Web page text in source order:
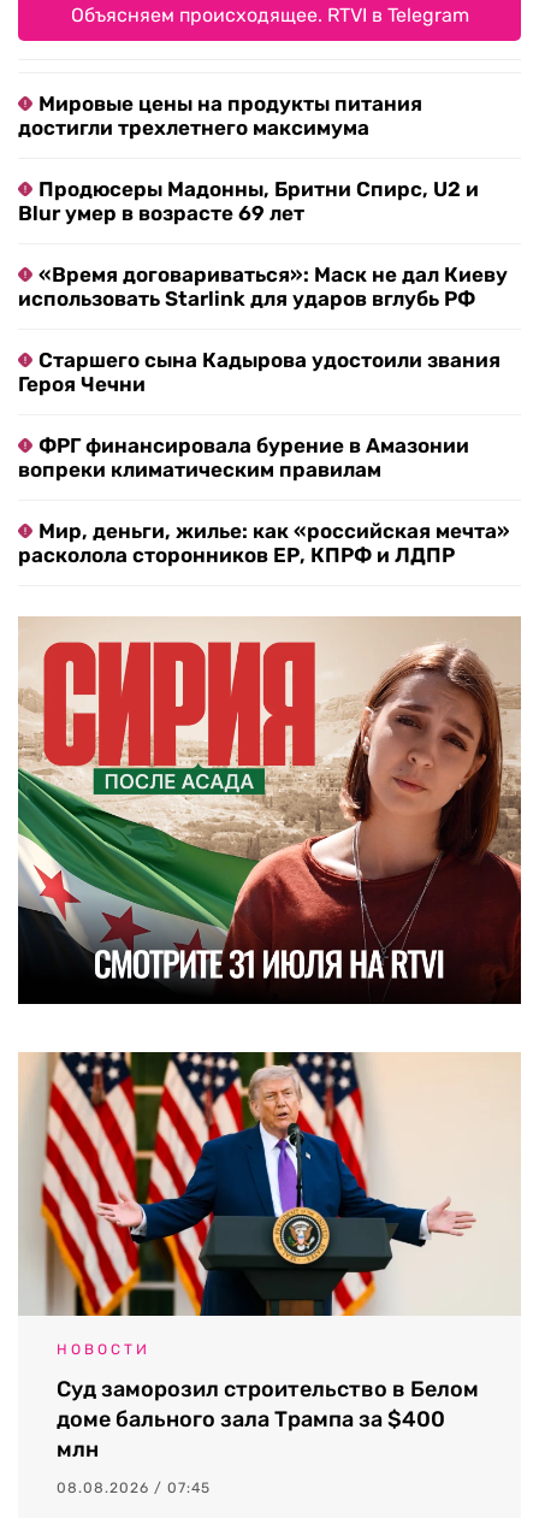
Объясняем происходящее. RTVI в Telegram
Мировые цены на продукты питания
достигли трехлетнего максимума
Продюсеры Мадонны, Бритни Спирс, U2 и
Blur умер в возрасте 69 лет
«Время договариваться»: Маск не дал Киеву
использовать Starlink для ударов вглубь РФ
Старшего сына Кадырова удостоили звания
Героя Чечни
ФРГ финансировала бурение в Амазонии
вопреки климатическим правилам
Мир, деньги, жилье: как «российская мечта»
расколола сторонников ЕР, КПРФ и ЛДПР
НОВОСТИ
Суд заморозил строительство в Белом
доме бального зала Трампа за $400
млн
08.08.2026 / 07:45